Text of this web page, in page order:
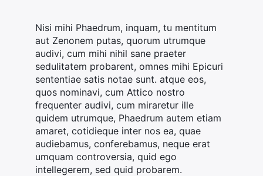
Nisi mihi Phaedrum, inquam, tu mentitum
aut Zenonem putas, quorum utrumque
audivi, cum mihi nihil sane praeter
sedulitatem probarent, omnes mihi Epicuri
sententiae satis notae sunt. atque eos,
quos nominavi, cum Attico nostro
frequenter audivi, cum miraretur ille
quidem utrumque, Phaedrum autem etiam
amaret, cotidieque inter nos ea, quae
audiebamus, conferebamus, neque erat
umquam controversia, quid ego
intellegerem, sed quid probarem.